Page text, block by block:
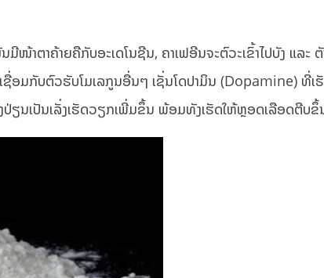
ໜ້າຕາຄ້າຍຄືກັບອະເດໂນຊີນ, ຄາເຟອີນຈະຕົວະເຂົ້າໄປບັງ ແລະ
ເຊື່ອມກັບຕົວຮັບໂມເລກູນອື່ນໆ ເຊັ່ນໂດປາມິນ (Dopamine) ທີ່
ຽນເປັນເລັ່ງເຮັດວຽກເພີ່ມຂຶ້ນ ພ້ອມທັງເຮັດໃຫ້ຫຼອດເລືອດຕີບຂຶ້